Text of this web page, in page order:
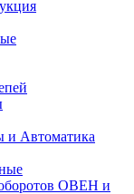
и Автоматика
ОВЕН и